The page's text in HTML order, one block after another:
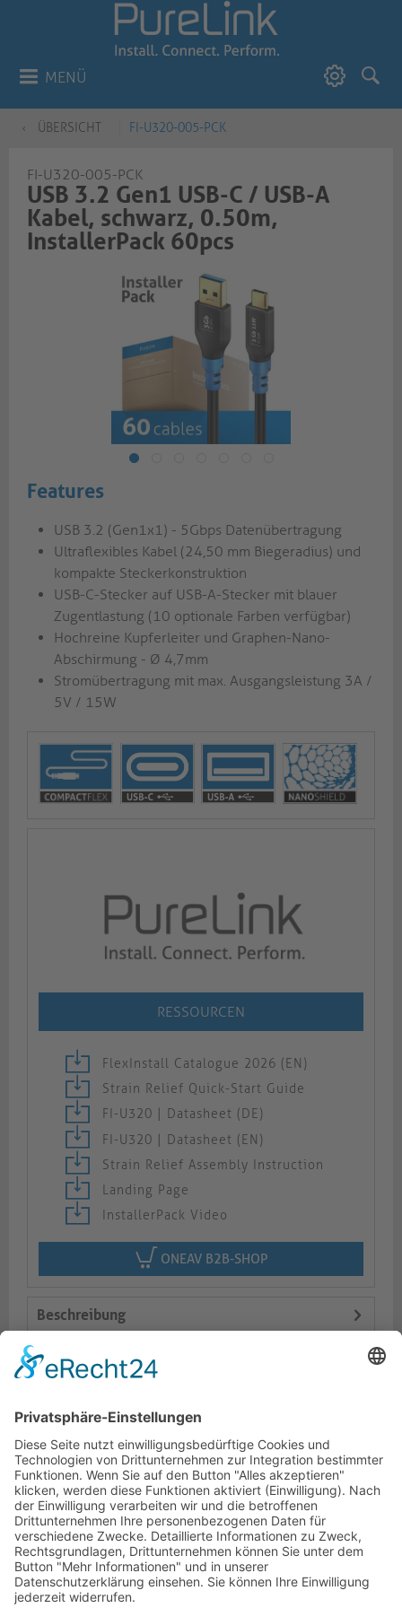
MENÜ
ÜBERSICHT FI-U320-005-PCK
FI-U320-005-PCK
USB 3.2 Gen1 USB-C / USB-A
Kabel, schwarz, 0.50m,
InstallerPack 60pcs
Features
USB 3.2 (Gen1x1) - 5Gbps Datenübertragung
Ultraflexibles Kabel (24,50 mm Biegeradius) und
kompakte Steckerkonstruktion
USB-C-Stecker auf USB-A-Stecker mit blauer
Zugentlastung (10 optionale Farben verfügbar)
Hochreine Kupferleiter und Graphen-Nano-
Abschirmung - Ø 4,7mm
Stromübertragung mit max. Ausgangsleistung 3A /
5V / 15W
RESSOURCEN
FlexInstall Catalogue 2026 (EN)
Strain Relief Quick-Start Guide
FI-U320 | Datasheet (DE)
FI-U320 | Datasheet (EN)
Strain Relief Assembly Instruction
Landing Page
InstallerPack Video
ONEAV B2B-SHOP
Beschreibung
Logistik
Dokumente
HOTLINE